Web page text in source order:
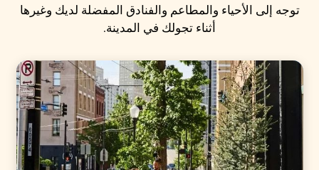
توجه إلى الأحياء والمطاعم والفنادق المفضلة لديك وغيرها
أثناء تجولك في المدينة.